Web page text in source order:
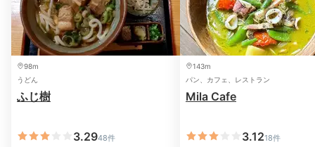
和朝食一例 洋
日本料理「よし川」での和定食、又は、レストラン「ロ
ーズ」で日替わりの和・洋朝食をどうぞ。和定食では、
大洗のしらすやつくば鶏、地元産の野菜やお米をたっぷ
り堪能できます。ボリューム満点で朝から大満足！
98m
うどん
ふじ樹
3.2948件
143m
パン、カフェ、レストラン
Mila Cafe
3.1218件